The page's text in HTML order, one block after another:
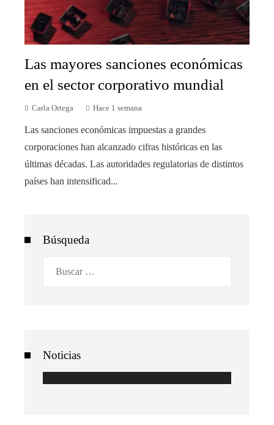
Las mayores sanciones económicas
en el sector corporativo mundial
Carla Ortega Hace 1 semana
Las sanciones económicas impuestas a grandes
corporaciones han alcanzado cifras históricas en las
últimas décadas. Las autoridades regulatorias de distintos
países han intensificad...
Búsqueda
Noticias